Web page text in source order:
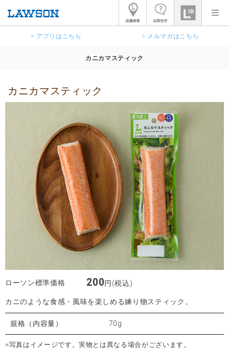
> アプリはこちら > メルマガはこちら
カニカマスティック
カニカマスティック
ローソン標準価格 200円(税込)
カニのような食感・風味を楽しめる練り物スティック。
規格（内容量） 70g
※写真はイメージです。実物とは異なる場合がございます。